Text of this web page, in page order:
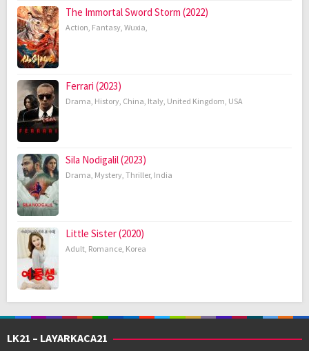
The Immortal Sword Storm (2022)
Action, Fantasy, Wuxia,
Ferrari (2023)
Drama, History, China, Italy, United Kingdom, USA
Sila Nodigalil (2023)
Drama, Mystery, Thriller, India
Little Sister (2020)
Adult, Romance, Korea
LK21 – LAYARKACA21